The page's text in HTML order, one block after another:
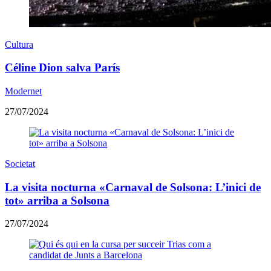
Cultura
Céline Dion salva París
Modernet
27/07/2024
Societat
La visita nocturna «Carnaval de Solsona: L’inici de
tot» arriba a Solsona
27/07/2024